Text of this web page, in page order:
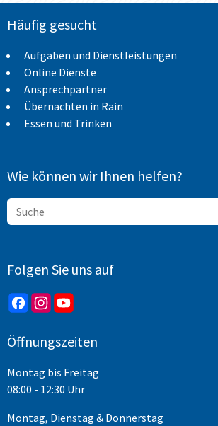
Häufig gesucht
Aufgaben und Dienstleistungen
Online Dienste
Ansprechpartner
Übernachten in Rain
Essen und Trinken
Wie können wir Ihnen helfen?
Folgen Sie uns auf
Öffnungszeiten
Montag bis Freitag
08:00 - 12:30 Uhr
Montag, Dienstag & Donnerstag